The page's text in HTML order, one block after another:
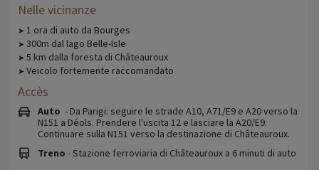
Nelle vicinanze
➤ 1 ora di auto da Bourges
➤ 300m dal lago Belle-Isle
➤ 5 km dalla foresta di Châteauroux
➤ Veicolo fortemente raccomandato
Accès
Auto - Da Parigi: seguire le strade A10, A71/E9 e A20 verso la
N151 a Déols. Prendere l'uscita 12 e lasciare la A20/E9.
Continuare sulla N151 verso la destinazione di Châteauroux.
Treno - Stazione ferroviaria di Châteauroux a 6 minuti di auto